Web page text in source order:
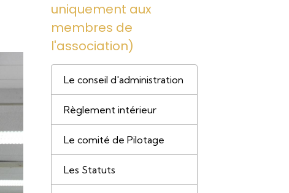
uniquement aux
membres de
l'association)
Le conseil d'administration
Règlement intérieur
Le comité de Pilotage
Les Statuts